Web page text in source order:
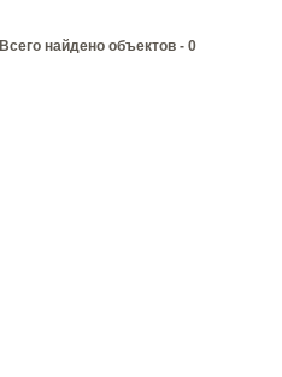
Всего найдено объектов - 0